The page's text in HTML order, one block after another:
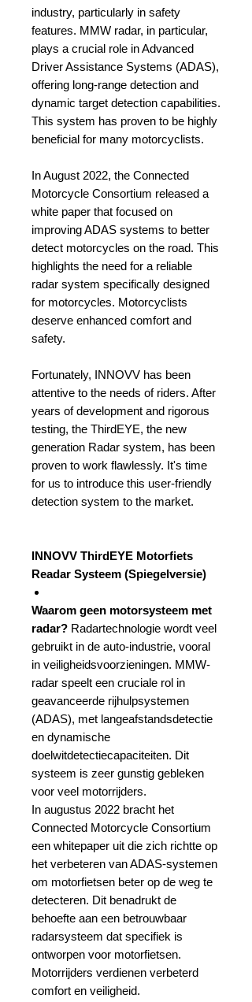
industry, particularly in safety
features. MMW radar, in particular,
plays a crucial role in Advanced
Driver Assistance Systems (ADAS),
offering long-range detection and
dynamic target detection capabilities.
This system has proven to be highly
beneficial for many motorcyclists.
In August 2022, the Connected
Motorcycle Consortium released a
white paper that focused on
improving ADAS systems to better
detect motorcycles on the road. This
highlights the need for a reliable
radar system specifically designed
for motorcycles. Motorcyclists
deserve enhanced comfort and
safety.
Fortunately, INNOVV has been
attentive to the needs of riders. After
years of development and rigorous
testing, the ThirdEYE, the new
generation Radar system, has been
proven to work flawlessly. It's time
for us to introduce this user-friendly
detection system to the market.
INNOVV ThirdEYE Motorfiets
Readar Systeem (Spiegelversie)
Waarom geen motorsysteem met
radar? Radartechnologie wordt veel
gebruikt in de auto-industrie, vooral
in veiligheidsvoorzieningen. MMW-
radar speelt een cruciale rol in
geavanceerde rijhulpsystemen
(ADAS), met langeafstandsdetectie
en dynamische
doelwitdetectiecapaciteiten. Dit
systeem is zeer gunstig gebleken
voor veel motorrijders.
In augustus 2022 bracht het
Connected Motorcycle Consortium
een whitepaper uit die zich richtte op
het verbeteren van ADAS-systemen
om motorfietsen beter op de weg te
detecteren. Dit benadrukt de
behoefte aan een betrouwbaar
radarsysteem dat specifiek is
ontworpen voor motorfietsen.
Motorrijders verdienen verbeterd
comfort en veiligheid.